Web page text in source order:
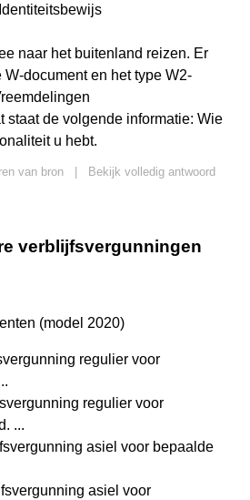
naar het buitenland reizen. Er
document en het type W2-
staat de volgende informatie: Wie
u hebt.
van bron
Bekijk volledig antwoord
verblijfsvergunningen
(model 2020)
regulier voor
regulier voor
...
asiel voor bepaalde
asiel voor